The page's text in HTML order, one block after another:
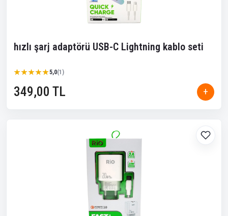
hızlı şarj adaptörü USB-C Lightning kablo seti
★★★★★
★★★★★5,0(1)
349,00 TL +